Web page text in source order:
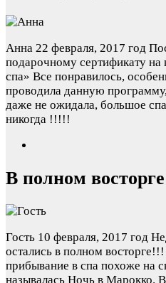
Анна 22 февраля, 2017 год
подарочному сертификату
спа» Все понравилось,
проводила данную
даже не ожидала, большое
никогда !!!!!
В полном
Гость 10 февраля, 2017 год
остались в полном
прибывание в спа похоже на
называлась Ночь в Марокко.